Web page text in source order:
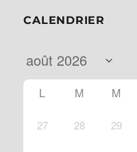
CALENDRIER
L M M
27 28 29